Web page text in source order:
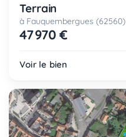
Terrain
à Fauquembergues (62560)
47 970 €
Voir le bien